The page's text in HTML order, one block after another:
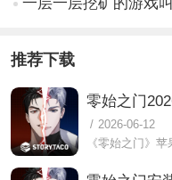
一层一层挖矿的游戏
推荐下载
零始之门
/ 2026-06-12